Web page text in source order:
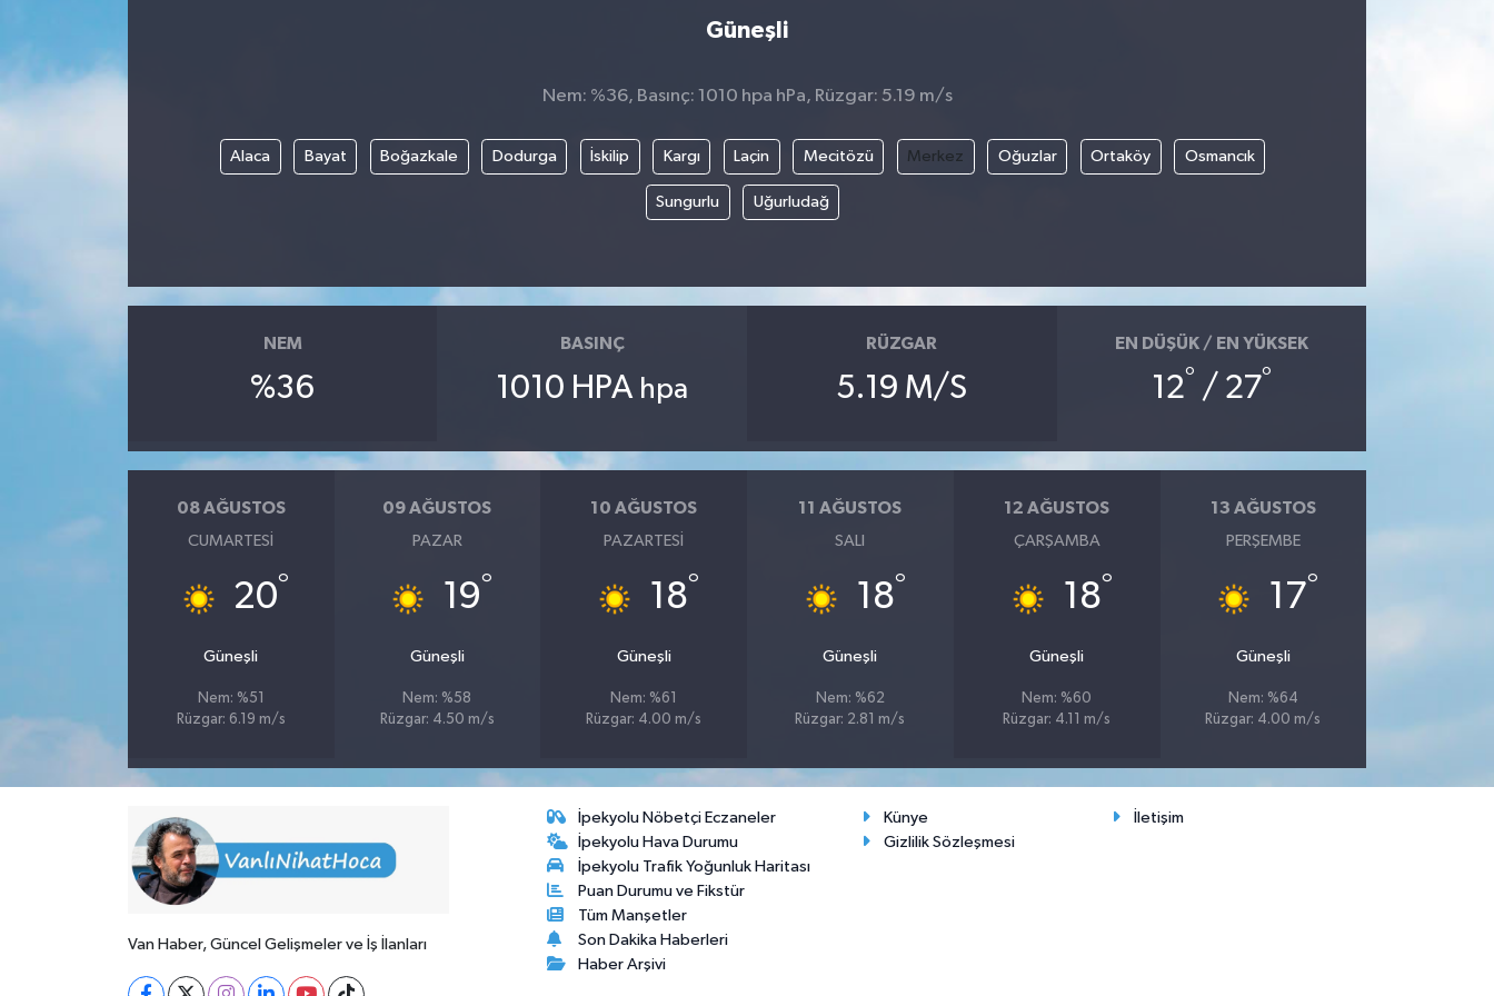
Güneşli
Nem: %36, Basınç: 1010 hpa hPa, Rüzgar: 5.19 m/s
Alaca Bayat Boğazkale Dodurga İskilip Kargı Laçin Mecitözü Merkez Oğuzlar Ortaköy Osmancık
Sungurlu Uğurludağ
NEM
%36
BASINÇ
1010 HPA hpa
RÜZGAR
5.19 M/S
EN DÜŞÜK / EN YÜKSEK
12° / 27°
08 AĞUSTOS
CUMARTESI
20°
Güneşli
Nem: %51
Rüzgar: 6.19 m/s
09 AĞUSTOS
PAZAR
19°
Güneşli
Nem: %58
Rüzgar: 4.50 m/s
10 AĞUSTOS
PAZARTESI
18°
Güneşli
Nem: %61
Rüzgar: 4.00 m/s
11 AĞUSTOS
SALI
18°
Güneşli
Nem: %62
Rüzgar: 2.81 m/s
12 AĞUSTOS
ÇARŞAMBA
18°
Güneşli
Nem: %60
Rüzgar: 4.11 m/s
13 AĞUSTOS
PERŞEMBE
17°
Güneşli
Nem: %64
Rüzgar: 4.00 m/s
Van Haber, Güncel Gelişmeler ve İş İlanları
İpekyolu Nöbetçi Eczaneler
İpekyolu Hava Durumu
İpekyolu Trafik Yoğunluk Haritası
Puan Durumu ve Fikstür
Tüm Manşetler
Son Dakika Haberleri
Haber Arşivi
Künye
İletişim
Gizlilik Sözleşmesi